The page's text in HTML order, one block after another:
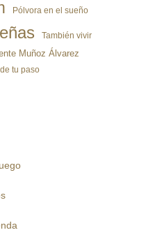
Pólvora en el sueño
También vivir
Muñoz Álvarez
tu paso